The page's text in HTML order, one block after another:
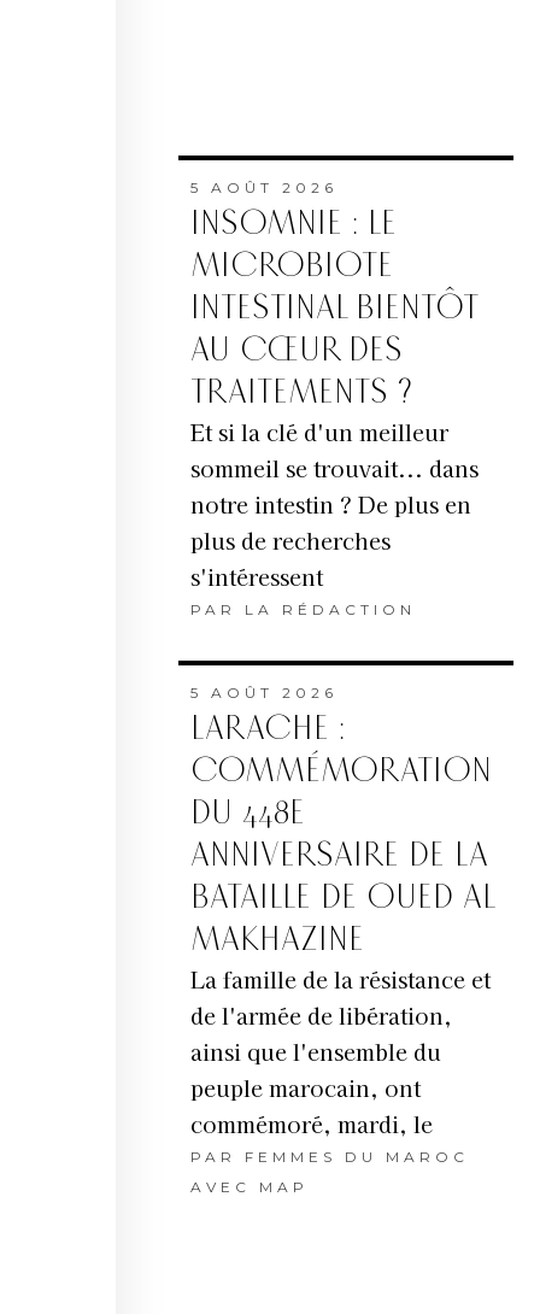
5 AOÛT 2026
INSOMNIE : LE
MICROBIOTE
INTESTINAL BIENTÔT
AU CŒUR DES
TRAITEMENTS ?
Et si la clé d'un meilleur
sommeil se trouvait... dans
notre intestin ? De plus en
plus de recherches
s'intéressent
PAR LA RÉDACTION
5 AOÛT 2026
LARACHE :
COMMÉMORATION
DU 448E
ANNIVERSAIRE DE LA
BATAILLE DE OUED AL
MAKHAZINE
La famille de la résistance et
de l'armée de libération,
ainsi que l'ensemble du
peuple marocain, ont
commémoré, mardi, le
PAR FEMMES DU MAROC
AVEC MAP